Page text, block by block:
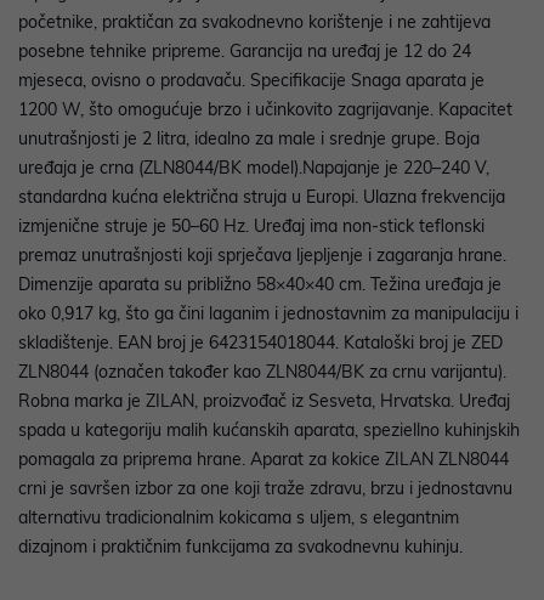
početnike, praktičan za svakodnevno korištenje i ne zahtijeva
posebne tehnike pripreme. Garancija na uređaj je 12 do 24
mjeseca, ovisno o prodavaču. Specifikacije Snaga aparata je
1200 W, što omogućuje brzo i učinkovito zagrijavanje. Kapacitet
unutrašnjosti je 2 litra, idealno za male i srednje grupe. Boja
uređaja je crna (ZLN8044/BK model).Napajanje je 220–240 V,
standardna kućna električna struja u Europi. Ulazna frekvencija
izmjenične struje je 50–60 Hz. Uređaj ima non-stick teflonski
premaz unutrašnjosti koji sprječava ljepljenje i zagaranja hrane.
Dimenzije aparata su približno 58×40×40 cm. Težina uređaja je
oko 0,917 kg, što ga čini laganim i jednostavnim za manipulaciju i
skladištenje. EAN broj je 6423154018044. Kataloški broj je ZED
ZLN8044 (označen također kao ZLN8044/BK za crnu varijantu).
Robna marka je ZILAN, proizvođač iz Sesveta, Hrvatska. Uređaj
spada u kategoriju malih kućanskih aparata, speziellno kuhinjskih
pomagala za priprema hrane. Aparat za kokice ZILAN ZLN8044
crni je savršen izbor za one koji traže zdravu, brzu i jednostavnu
alternativu tradicionalnim kokicama s uljem, s elegantnim
dizajnom i praktičnim funkcijama za svakodnevnu kuhinju.